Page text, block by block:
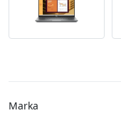
Marka